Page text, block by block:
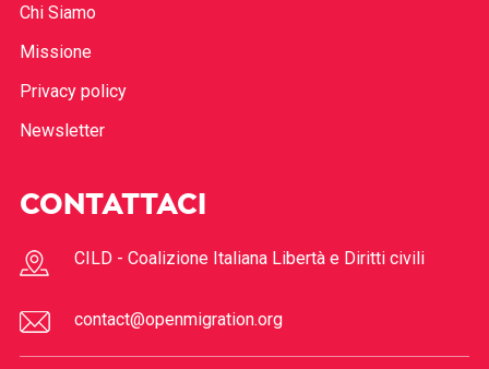
Chi Siamo
Missione
Privacy policy
Newsletter
CONTATTACI
CILD - Coalizione Italiana Libertà e Diritti civili
contact@openmigration.org